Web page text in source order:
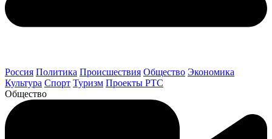
Россия Политика Происшествия Общество Экономика
Культура Спорт Туризм Проекты РТС
Общество